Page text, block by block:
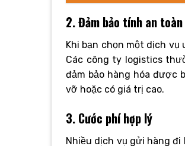
2. Đảm bảo tính an
Khi bạn chọn một dịch
Các công ty logistics
đảm bảo hàng hóa được
vỡ hoặc có giá trị cao.
3. Cước phí hợp lý
Nhiều dịch vụ gửi hàng